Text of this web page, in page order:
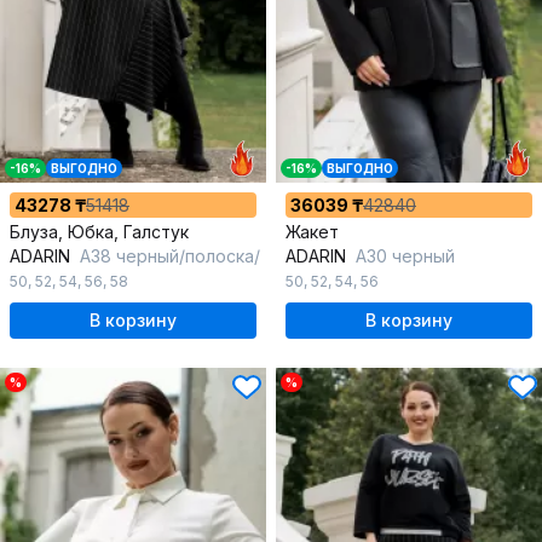
-16% ВЫГОДНО
43278 ₸51418
Блуза, Юбка, Галстук
ADARIN А38 черный/полоска/
50, 52, 54, 56, 58
В корзину
-16% ВЫГОДНО
36039 ₸42840
Жакет
ADARIN А30 черный
50, 52, 54, 56
В корзину
% %